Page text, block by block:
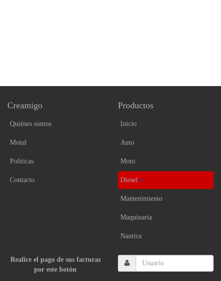
Creamigo
Quiénes somos
Motul
Politicas
Contacto
Productos
Inicio
Auto
Moto
Diesel
Mantenimiento
Maquinaria
Nautica
Realice el pago de sus facturas
por este botón